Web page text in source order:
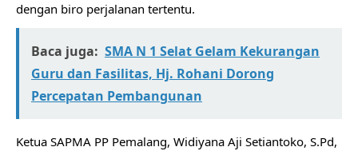
dengan biro perjalanan tertentu.
Baca juga: SMA N 1 Selat Gelam Kekurangan
Guru dan Fasilitas, Hj. Rohani Dorong
Percepatan Pembangunan
​Ketua SAPMA PP Pemalang, Widiyana Aji Setiantoko, S.Pd,